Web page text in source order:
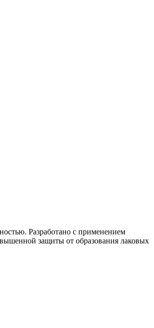
Разработано с применением
защиты от образования лаковых